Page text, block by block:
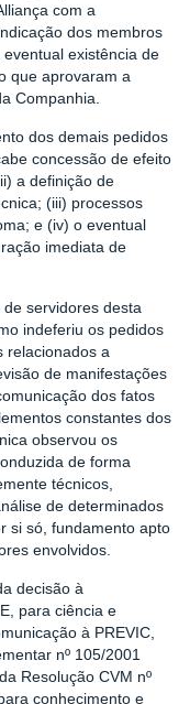
com a
dos membros
existência de
que aprovaram a
Companhia.
dos demais pedidos
concessão de efeito
a definição de
(iii) processos
e (iv) o eventual
imediata de
servidores desta
indeferiu os pedidos
relacionados a
de manifestações
dos fatos
constantes dos
observou os
de forma
técnicos,
de determinados
si só, fundamento apto
envolvidos.
decisão à
para ciência e
à PREVIC,
nº 105/2001
Resolução CVM nº
conhecimento e